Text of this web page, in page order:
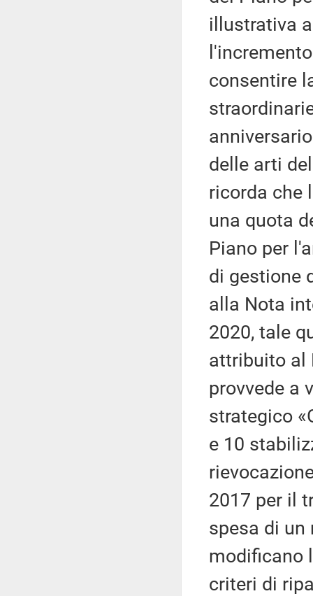
illustrativa
consentire
delle arti
ricorda che
una quota
Piano per
di gestione
alla Nota
2020, tale
attribuito al
provvede a
strategico
e 10
2017 per il
spesa di un
modificano
criteri di